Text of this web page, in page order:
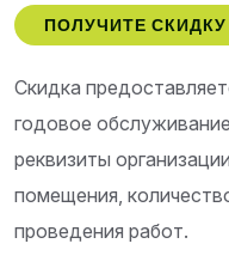
ПОЛУЧИТЕ СКИДКУ
Скидка
годовое
реквизиты
помещения,
проведения работ.